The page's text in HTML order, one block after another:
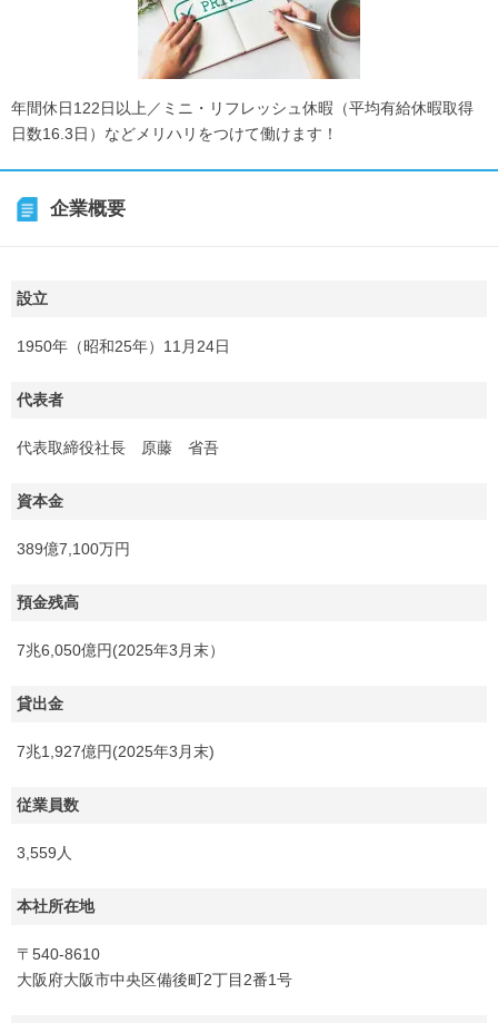
年間休日122日以上／ミニ・リフレッシュ休暇（平均有給休暇取得
日数16.3日）などメリハリをつけて働けます！
企業概要
設立
1950年（昭和25年）11月24日
代表者
代表取締役社長 原藤 省吾
資本金
389億7,100万円
預金残高
7兆6,050億円(2025年3月末）
貸出金
7兆1,927億円(2025年3月末)
従業員数
3,559人
本社所在地
〒540-8610
大阪府大阪市中央区備後町2丁目2番1号